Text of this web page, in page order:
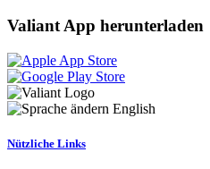
Valiant App herunterladen
English
Nützliche Links